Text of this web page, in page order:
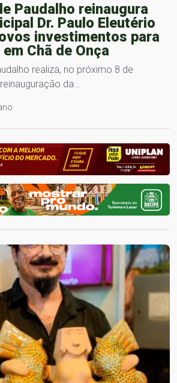
Paudalho reinaugura
Dr. Paulo Eleutério
investimentos para
Chã de Onça
realiza, no próximo 8 de
da…